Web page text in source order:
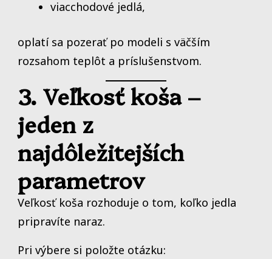
viacchodové jedlá,
oplatí sa pozerať po modeli s väčším
rozsahom teplôt a príslušenstvom.
3. Veľkosť koša –
jeden z
najdôležitejších
parametrov
Veľkosť koša rozhoduje o tom, koľko jedla
pripravíte naraz.
Pri výbere si položte otázku: